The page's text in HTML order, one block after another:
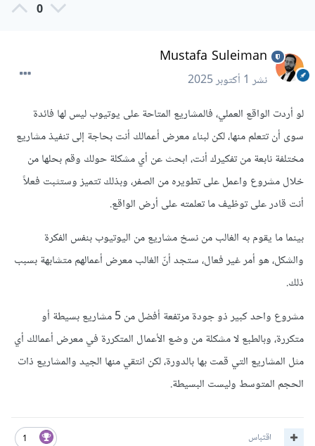
0
Mustafa Suleiman
نشر1 أكتوبر 2025
لو أردت الواقع العملي، فالمشاريع المتاحة على يوتيوب ليس لها فائدة
سوى أن تتعلم منها، لكن لبناء معرض أعمالك أنت بحاجة إلى تنفيذ مشاريع
مختلفة نابعة من تفكيرك أنت، ابحث عن أي مشكلة حولك وقم بحلها من
خلال مشروع واعمل على تطويره من الصفر، وبذلك تتميز وستثبت فعلاً
أنت قادر على توظيف ما تعلمته على أرض الواقع.
بينما ما يقوم به الغالب من نسخ مشاريع من اليوتيوب بنفس الفكرة
والشكل، هو أمر غير فعال، ستجد أنّ الغالب معرض أعمالهم متشابهة بسبب
ذلك.
مشروع واحد كبير ذو جودة مرتفعة أفضل من 5 مشاريع بسيطة أو
متكررة، وبالطبع لا مشكلة من وضع الأعمال المتكررة في معرض أعمالك أي
مثل المشاريع التي قمت بها بالدورة، لكن انتقي منها الجيد والمشاريع ذات
الحجم المتوسط وليست البسيطة.
1 اقتباس